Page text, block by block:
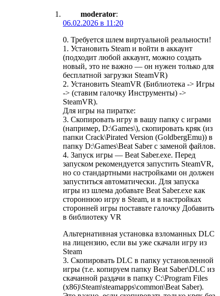
moderator:
06.02.2026 в 11:20
0. Требуется шлем виртуальной реальности!
1. Установить Steam и войти в аккаунт
(подходит любой аккаунт, можно создать
новый, это не важно — он нужен только для
бесплатной загрузки SteamVR)
2. Установить SteamVR (Библиотека -> Игры
-> (ставим галочку Инструменты) ->
SteamVR).
Для игры на пиратке:
3. Скопировать игру в вашу папку с играми
(например, D:\Games\), скопировать кряк (из
папки Crack\Pirated Version (GoldbergEmu)) в
папку D:\Games\Beat Saber с заменой файлов.
4. Запуск игры — Beat Saber.exe. Перед
запуском рекомендуется запустить SteamVR,
но со стандартными настройками он должен
запуститься автоматически. Для запуска
игры из шлема добавьте Beat Saber.exe как
стороннюю игру в Steam, и в настройках
сторонней игры поставьте галочку Добавить
в библиотеку VR
Альтернативная установка взломанных DLC
на лицензию, если вы уже скачали игру из
Steam
3. Скопировать DLC в папку установленной
игры (т.е. копируем папку Beat Saber\DLC из
скачанной раздачи в папку C:\Program Files
(x86)\Steam\steamapps\common\Beat Saber).